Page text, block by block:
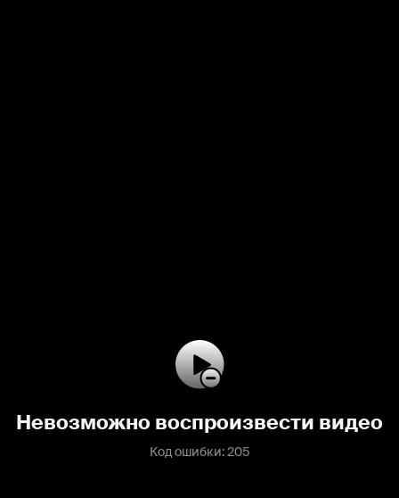
Невозможно воспроизвести видео
Код ошибки: 205